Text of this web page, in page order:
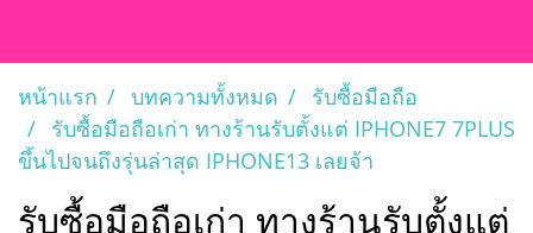
หน้าแรก บทความทั้งหมด
รับซื้อมือถือ
รับซื้อมือถือเก่า ทางร้านรับตั้งแต่ IPHONE7 7PLUS
ขึ้นไปจนถึงรุ่นล่าสุด IPHONE13 เลยจ้า
รับซื้อมือถือเก่า ทางร้านรับตั้งแต่